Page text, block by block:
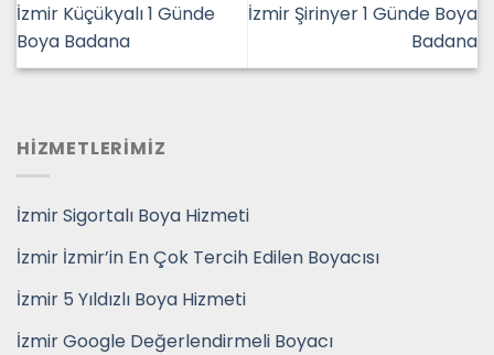
İzmir Küçükyalı 1 Günde
Boya Badana
İzmir Şirinyer 1 Günde Boya
Badana
HİZMETLERİMİZ
İzmir Sigortalı Boya Hizmeti
İzmir İzmir’in En Çok Tercih Edilen Boyacısı
İzmir 5 Yıldızlı Boya Hizmeti
İzmir Google Değerlendirmeli Boyacı